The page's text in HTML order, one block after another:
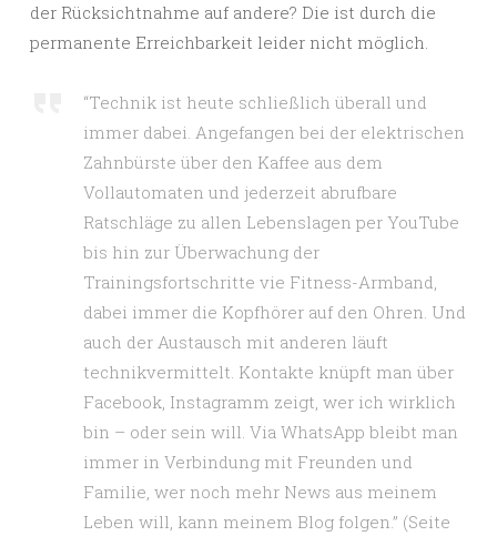
der Rücksichtnahme auf andere? Die ist durch die
permanente Erreichbarkeit leider nicht möglich.
“Technik ist heute schließlich überall und
immer dabei. Angefangen bei der elektrischen
Zahnbürste über den Kaffee aus dem
Vollautomaten und jederzeit abrufbare
Ratschläge zu allen Lebenslagen per YouTube
bis hin zur Überwachung der
Trainingsfortschritte vie Fitness-Armband,
dabei immer die Kopfhörer auf den Ohren. Und
auch der Austausch mit anderen läuft
technikvermittelt. Kontakte knüpft man über
Facebook, Instagramm zeigt, wer ich wirklich
bin – oder sein will. Via WhatsApp bleibt man
immer in Verbindung mit Freunden und
Familie, wer noch mehr News aus meinem
Leben will, kann meinem Blog folgen.” (Seite